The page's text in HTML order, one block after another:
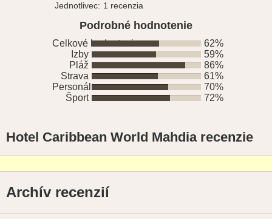
Jednotlivec: 1 recenzia
Podrobné hodnotenie
Celkové hodnotenie
62%
Izby
59%
Pláž
86%
Strava
61%
Personál
70%
Šport
72%
Hotel Caribbean World Mahdia recenzie
Archív recenzií